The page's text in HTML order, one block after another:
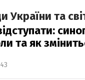
України та
та як